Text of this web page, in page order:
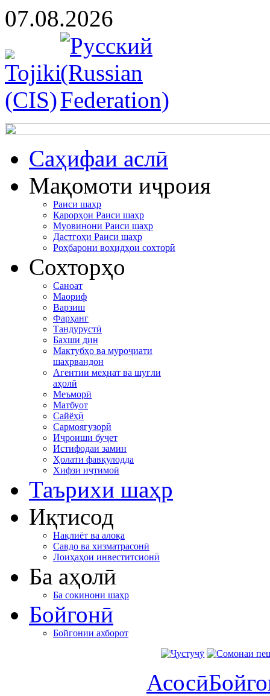
07.08.2026
Cаҳифаи аслӣ
Мақомоти иҷроия
Раиси шаҳр
Қарорҳои Раиси шаҳр
Муовинони Раиси шаҳр
Дастгоҳи Раиси шаҳр
Роҳбарони воҳидҳои сохторӣ
Сохторҳо
Саноат
Маориф
Варзиш
Фарҳанг
Тандурустӣ
Бахши дин
Мактубҳо ва муроҷиати
шаҳрвандон
Агентии меҳнат ва шуғли
аҳолӣ
Меъморӣ
Матбуот
Сайёҳӣ
Сармоягузорӣ
Иҷроиши буҷет
Истифодаи замин
Ҳолати фавқулодда
Хифзи иҷтимоӣ
Таърихи шаҳр
Иқтисод
Нақлиёт ва алоқа
Савдо ва хизматрасонӣ
Лоиҳаҳои инвеститсионӣ
Ба аҳолӣ
Ба сокинони шаҳр
Бойгонӣ
Бойгонии ахборот
Асосӣ